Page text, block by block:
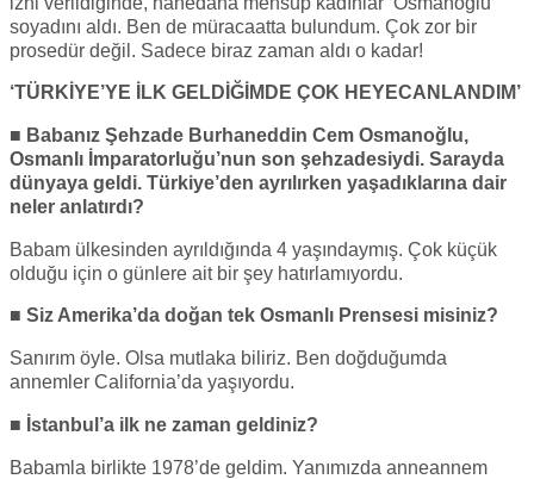
soyadını aldı. Ben de müracaatta bulundum. Çok zor bir
prosedür değil. Sadece biraz zaman aldı o kadar!
‘TÜRKİYE’YE İLK GELDİĞİMDE ÇOK HEYECANLANDIM’
■ Babanız Şehzade Burhaneddin Cem Osmanoğlu,
Osmanlı İmparatorluğu’nun son şehzadesiydi. Sarayda
dünyaya geldi. Türkiye’den ayrılırken yaşadıklarına dair
neler anlatırdı?
Babam ülkesinden ayrıldığında 4 yaşındaymış. Çok küçük
olduğu için o günlere ait bir şey hatırlamıyordu.
■ Siz Amerika’da doğan tek Osmanlı Prensesi misiniz?
Sanırım öyle. Olsa mutlaka biliriz. Ben doğduğumda
annemler California’da yaşıyordu.
■ İstanbul’a ilk ne zaman geldiniz?
Babamla birlikte 1978’de geldim. Yanımızda anneannem